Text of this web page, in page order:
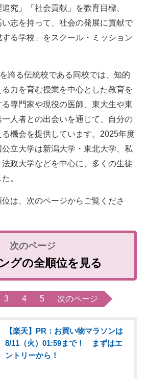
追究」「社会貢献」を教育目標、
い志を持って、社会の発展に貢献で
る学校」をスクール・ミッション
誇る伝統校である同校では、知的
力を育む授業を中心とした教育を
専門家や現役の医師、東大生や東
人者との出会いを通じて、自分の
機会を提供しています。2025年度
立大学は新潟大学・東北大学、私
政大学などを中心に、多くの生徒
。
は、次のページからご覧くださ
グの全順位を見る
3 4 5 次のページ
【楽天】PR：お買い物マラソンは
8/11（火）01:59まで！ まずはエ
ントリーから！